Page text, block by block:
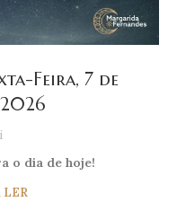
Feira, 7 de
o dia de hoje!
LER